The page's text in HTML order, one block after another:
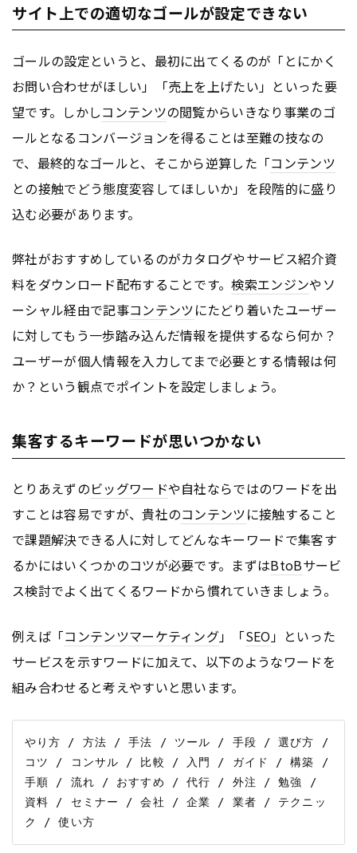
サイト上での適切なゴールが設定できない
ゴールの設定というと、最初に出てくるのが「とにかく
お問い合わせがほしい」「売上を上げたい」といった要
望です。しかしコンテンツの閲覧からいきなり事業のゴ
ールとなるコンバージョンを得ることは至難の技なの
で、最終的なゴールと、そこから逆算した「コンテンツ
との接触でどう態度変容してほしいか」を段階的に盛り
込む必要があります。
弊社がおすすめしているのがカタログやサービス紹介資
料をダウンロード配布することです。検索エンジンやソ
ーシャル経由で記事コンテンツにたどり着いたユーザー
に対してもう一歩踏み込んだ情報を提供するなら何か？
ユーザーが個人情報を入力してまで必要とする情報は何
か？という観点でポイントを設定しましょう。
集客するキーワードが思いつかない
とりあえずのビッグワードや自社ならではのワードを出
すことは容易ですが、貴社のコンテンツに接触すること
で課題解決できる人に対してどんなキーワードで集客す
るかにはいくつかのコツが必要です。まずはBtoBサービ
ス検討でよく出てくるワードから慣れていきましょう。
例えば「コンテンツマーケティング」「SEO」といった
サービスを示すワードに加えて、以下のようなワードを
組み合わせると考えやすいと思います。
やり方 / 方法 / 手法 / ツール / 手段 / 選び方 /
コツ / コンサル / 比較 / 入門 / ガイド / 構築 /
手順 / 流れ / おすすめ / 代行 / 外注 / 勉強 /
資料 / セミナー / 会社 / 企業 / 業者 / テクニッ